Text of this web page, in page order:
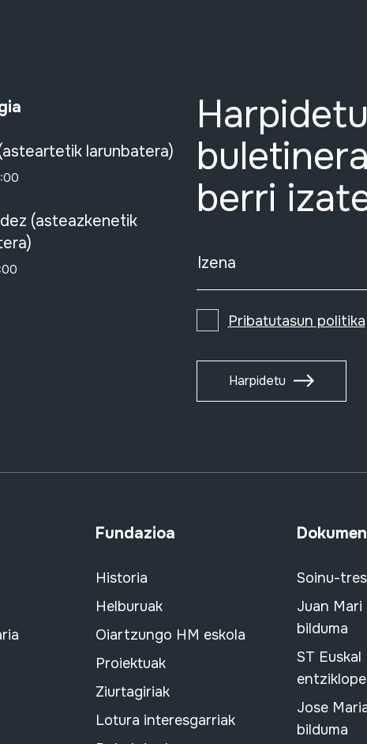
larunbatera)
(asteazkenetik
berri
Izena
Pribatutasun politika
Harpidetu
Fundazioa
Historia
Helburuak
Oiartzungo HM eskola
Proiektuak
Ziurtagiriak
Lotura interesgarriak
Soinu-
Juan
bilduma
ST
Jose
bilduma